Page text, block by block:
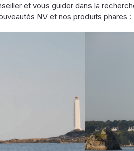
et vous guider dans la
NV et nos produits phares :